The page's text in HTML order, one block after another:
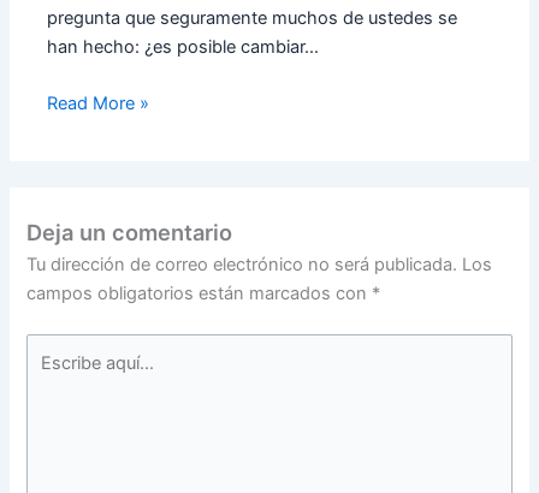
pregunta que seguramente muchos de ustedes se
han hecho: ¿es posible cambiar…
Read More »
Deja un comentario
Tu dirección de correo electrónico no será publicada. Los
campos obligatorios están marcados con *
aquí...